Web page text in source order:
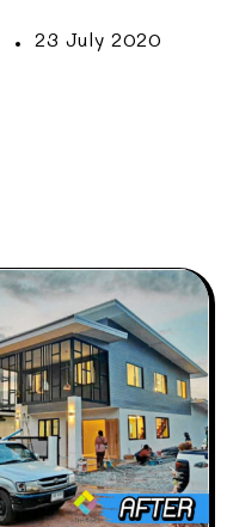
23 July 2020